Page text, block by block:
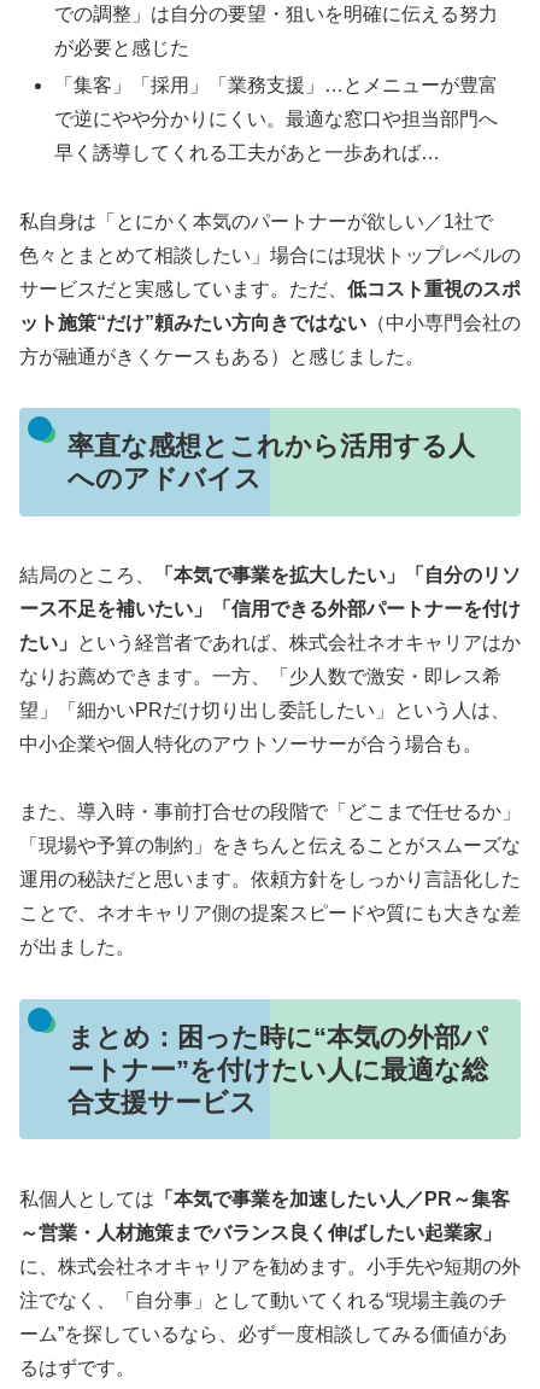
での調整」は自分の要望・狙いを明確に伝える努力
が必要と感じた
「集客」「採用」「業務支援」…とメニューが豊富
で逆にやや分かりにくい。最適な窓口や担当部門へ
早く誘導してくれる工夫があと一歩あれば…
私自身は「とにかく本気のパートナーが欲しい／1社で
色々とまとめて相談したい」場合には現状トップレベルの
サービスだと実感しています。ただ、 低コスト重視のスポ
ット施策“だけ”頼みたい方向きではない （中小専門会社の
方が融通がきくケースもある）と感じました。
率直な感想とこれから活用する人
へのアドバイス
結局のところ、
「本気で事業を拡大したい」「自分のリソ
ース不足を補いたい」「信用できる外部パートナーを付け
たい」
という経営者であれば、株式会社ネオキャリアはか
なりお薦めできます。一方、「少人数で激安・即レス希
望」「細かいPRだけ切り出し委託したい」という人は、
中小企業や個人特化のアウトソーサーが合う場合も。
また、導入時・事前打合せの段階で「どこまで任せるか」
「現場や予算の制約」をきちんと伝えることがスムーズな
運用の秘訣だと思います。依頼方針をしっかり言語化した
ことで、ネオキャリア側の提案スピードや質にも大きな差
が出ました。
まとめ：困った時に“本気の外部パ
ートナー”を付けたい人に最適な総
合支援サービス
私個人としては 「本気で事業を加速したい人／PR～集客
～営業・人材施策までバランス良く伸ばしたい起業家」
に、株式会社ネオキャリアを勧めます。小手先や短期の外
注でなく、「自分事」として動いてくれる“現場主義のチ
ーム”を探しているなら、必ず一度相談してみる価値があ
るはずです。